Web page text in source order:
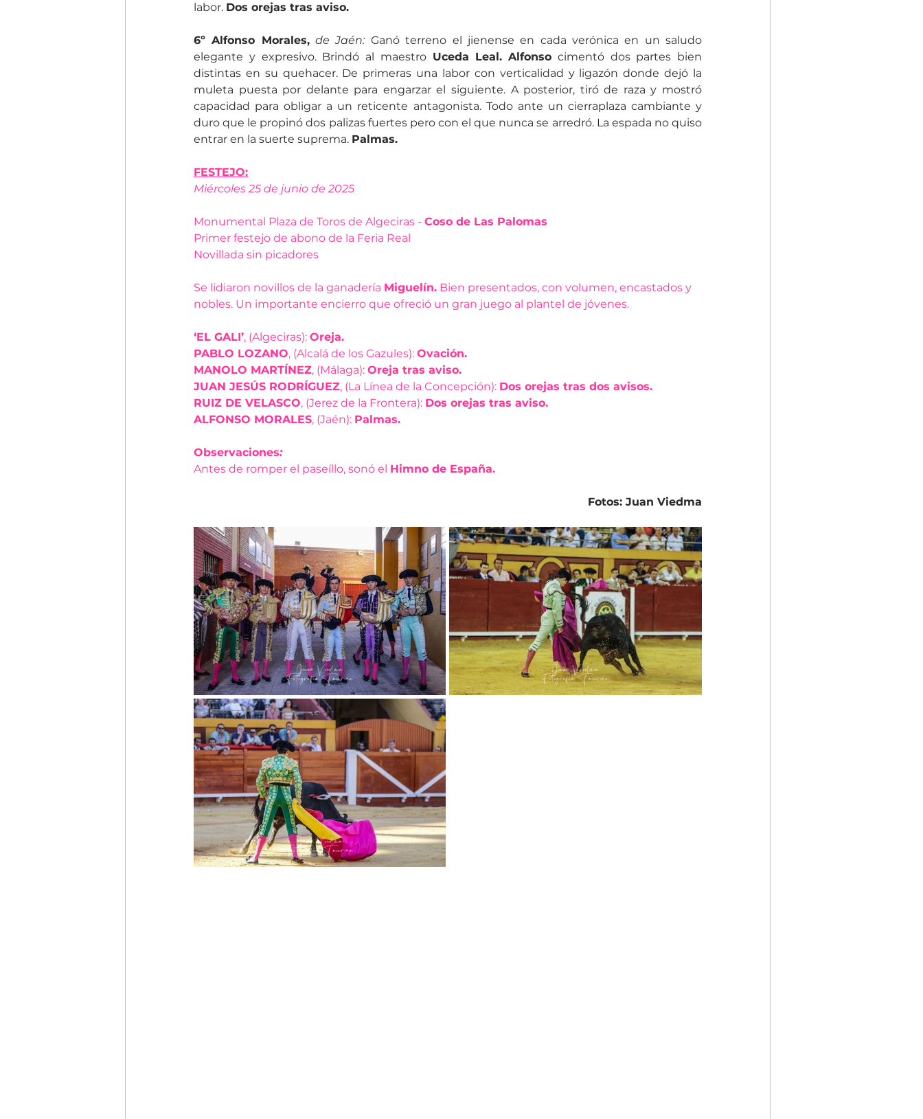
labor. Dos orejas tras aviso.
6º Alfonso Morales, de Jaén: Ganó terreno el jienense en cada verónica en un saludo
elegante y expresivo. Brindó al maestro Uceda Leal. Alfonso cimentó dos partes bien
distintas en su quehacer. De primeras una labor con verticalidad y ligazón donde dejó la
muleta puesta por delante para engarzar el siguiente. A posterior, tiró de raza y mostró
capacidad para obligar a un reticente antagonista. Todo ante un cierraplaza cambiante y
duro que le propinó dos palizas fuertes pero con el que nunca se arredró. La espada no quiso
entrar en la suerte suprema. Palmas.
FESTEJO:
Miércoles 25 de junio de 2025
Monumental Plaza de Toros de Algeciras - Coso de Las Palomas
Primer festejo de abono de la Feria Real
Novillada sin picadores
Se lidiaron novillos de la ganadería Miguelín. Bien presentados, con volumen, encastados y
nobles. Un importante encierro que ofreció un gran juego al plantel de jóvenes.
‘EL GALI’, (Algeciras): Oreja.
PABLO LOZANO, (Alcalá de los Gazules): Ovación.
MANOLO MARTÍNEZ, (Málaga): Oreja tras aviso.
JUAN JESÚS RODRÍGUEZ, (La Línea de la Concepción): Dos orejas tras dos avisos.
RUIZ DE VELASCO, (Jerez de la Frontera): Dos orejas tras aviso.
ALFONSO MORALES, (Jaén): Palmas.
Observaciones:
Antes de romper el paseíllo, sonó el Himno de España.
Fotos: Juan Viedma